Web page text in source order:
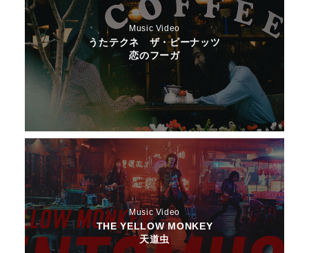
Music Video
うたテクネ ザ・ピーナッツ
恋のフーガ
Music Video
THE YELLOW MONKEY
天道虫